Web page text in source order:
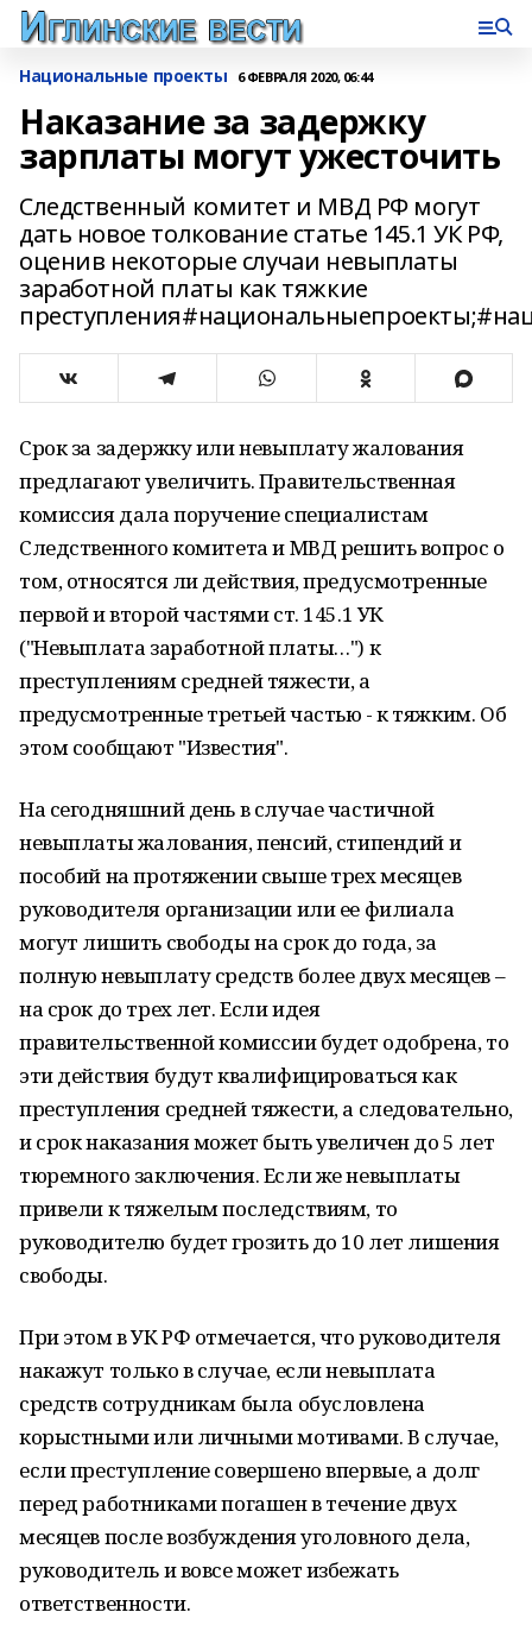
Национальные проекты 6 ФЕВРАЛЯ 2020, 06:44
Наказание за задержку
зарплаты могут ужесточить
Следственный комитет и МВД РФ могут
дать новое толкование статье 145.1 УК РФ,
оценив некоторые случаи невыплаты
заработной платы как тяжкие
Срок за задержку или невыплату жалования
предлагают увеличить. Правительственная
комиссия дала поручение специалистам
Следственного комитета и МВД решить вопрос о
том, относятся ли действия, предусмотренные
первой и второй частями ст. 145.1 УК
("Невыплата заработной платы…") к
преступлениям средней тяжести, а
предусмотренные третьей частью - к тяжким. Об
этом сообщают "Известия".
На сегодняшний день в случае частичной
невыплаты жалования, пенсий, стипендий и
пособий на протяжении свыше трех месяцев
руководителя организации или ее филиала
могут лишить свободы на срок до года, за
полную невыплату средств более двух месяцев –
на срок до трех лет. Если идея
правительственной комиссии будет одобрена, то
эти действия будут квалифицироваться как
преступления средней тяжести, а следовательно,
и срок наказания может быть увеличен до 5 лет
тюремного заключения. Если же невыплаты
привели к тяжелым последствиям, то
руководителю будет грозить до 10 лет лишения
свободы.
При этом в УК РФ отмечается, что руководителя
накажут только в случае, если невыплата
средств сотрудникам была обусловлена
корыстными или личными мотивами. В случае,
если преступление совершено впервые, а долг
перед работниками погашен в течение двух
месяцев после возбуждения уголовного дела,
руководитель и вовсе может избежать
ответственности.